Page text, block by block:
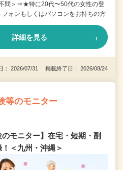
問＞⇒★特に20代〜50代の女性の登
ンもしくはパソコンをお持ちの方
詳細を見る
： 2026/07/31 掲載終了日： 2026/08/24
等のモニター
のモニター】在宅・短期・副
＜九州・沖縄＞